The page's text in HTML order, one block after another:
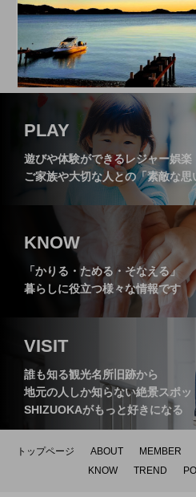
長「えんちゃん」です！地域
ていきます。
無いラーメン】
【はづき】
2026.06.21 歳を重ねるごと
専門サロン【
2026.06.11 スイーツやパン
けてくれる、浜松市
～】
2026.05.21 静岡県立森林公
レストラン【ま
PLAY
遊びや体験ができるレジャー娯楽
ご家族や大切な人との「素敵な
KNOW
「かりる・ためる・そなえる」
暮らしに役立つ様々な情報です
VISIT
誰も知る観光名所旧跡から
地元の人しか知らない絶景スポッ
SHIZUOKAがもっと好きになる
トップページ ABOUT MEMBER
KNOW
TREND